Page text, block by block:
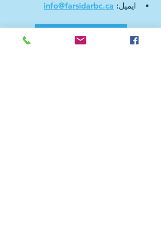
ایمیل: info@farsidarbc.ca
در جشن شرکت خواهم کرد